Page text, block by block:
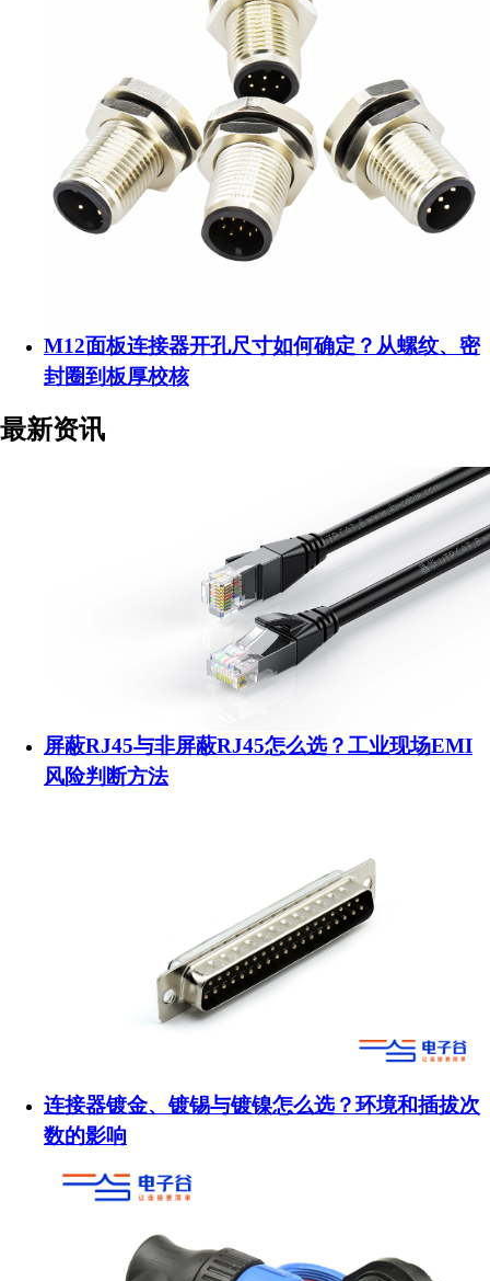
M12面板连接器开孔尺寸如何确定？从螺纹、密
封圈到板厚校核
最新资讯
屏蔽RJ45与非屏蔽RJ45怎么选？工业现场EMI
风险判断方法
连接器镀金、镀锡与镀镍怎么选？环境和插拔次
数的影响